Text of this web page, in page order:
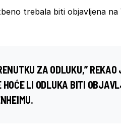
trebala biti objavljena na
ZA ODLUKU,” REKAO
LI ODLUKA BITI